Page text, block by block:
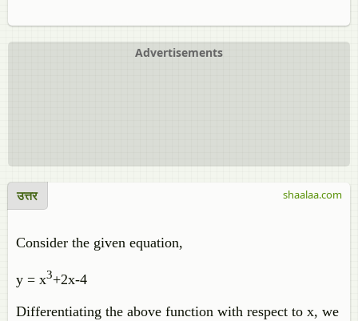
Advertisements
उत्तर
Consider the given equation,
y = x3+2x-4
Differentiating the above function with respect to x, we
shaalaa.com